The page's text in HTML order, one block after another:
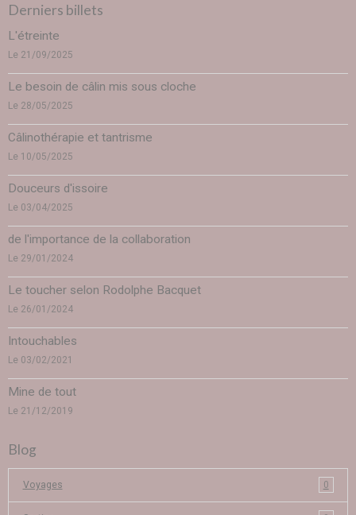
Derniers billets
L'étreinte
Le 21/09/2025
Le besoin de câlin mis sous cloche
Le 28/05/2025
Câlinothérapie et tantrisme
Le 10/05/2025
Douceurs d'issoire
Le 03/04/2025
de l'importance de la collaboration
Le 29/01/2024
Le toucher selon Rodolphe Bacquet
Le 26/01/2024
Intouchables
Le 03/02/2021
Mine de tout
Le 21/12/2019
Blog
Voyages 0